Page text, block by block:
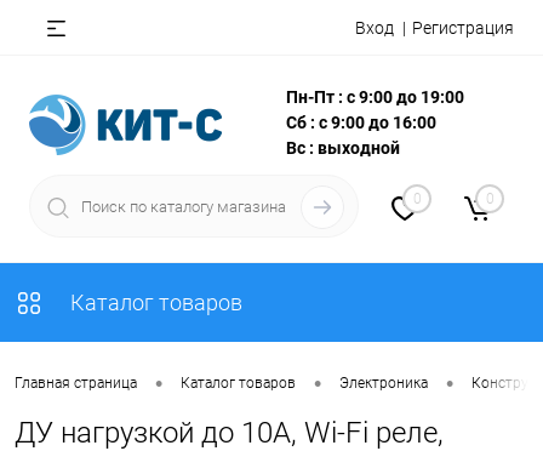
Вход Регистрация
Пн-Пт : с 9:00 до 19:00
Сб : с 9:00 до 16:00
Вс : выходной
0 0
Каталог товаров
Главная страница • Каталог товаров • Электроника •
ДУ нагрузкой до 10А, Wi-Fi реле,